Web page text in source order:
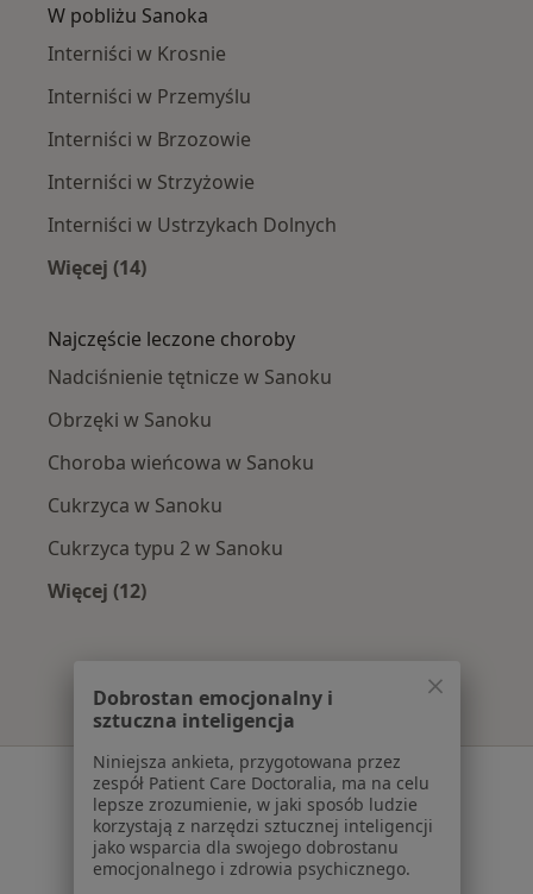
W pobliżu Sanoka
Interniści w Krosnie
Interniści w Przemyślu
Interniści w Brzozowie
Interniści w Strzyżowie
Interniści w Ustrzykach Dolnych
Więcej (14)
Najczęście leczone choroby
Nadciśnienie tętnicze w Sanoku
Obrzęki w Sanoku
Choroba wieńcowa w Sanoku
Cukrzyca w Sanoku
Cukrzyca typu 2 w Sanoku
Więcej (12)
Serwis
Regulamin
Polityka prywatności pacjentów
Polityka prywatności profesjonalistów
Dobrostan emocjonalny i
sztuczna inteligencja
Niniejsza ankieta, przygotowana przez
zespół Patient Care Doctoralia, ma na celu
lepsze zrozumienie, w jaki sposób ludzie
korzystają z narzędzi sztucznej inteligencji
jako wsparcia dla swojego dobrostanu
emocjonalnego i zdrowia psychicznego.